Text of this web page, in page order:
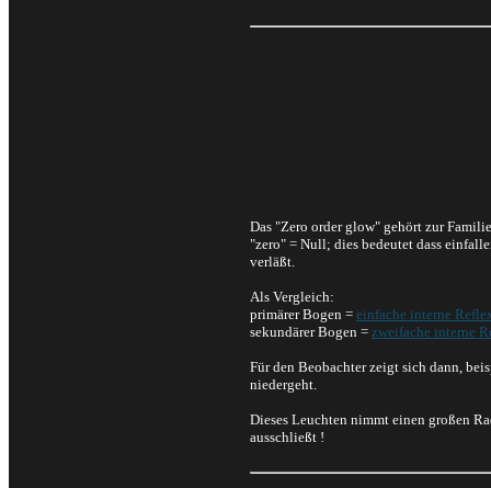
Das "Zero order glow" gehört zur
"zero" = Null; dies bedeutet dass
verläßt.
Als Vergleich:
primärer Bogen = einfache interne
sekundärer Bogen = zweifache interne
Für den Beobachter zeigt sich dann,
niedergeht.
Dieses Leuchten nimmt einen großen
ausschließt !